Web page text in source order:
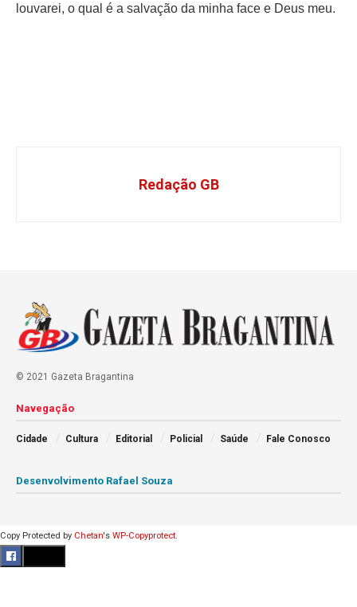
louvarei, o qual é a salvação da minha face e Deus meu.
Redação GB
© 2021 Gazeta Bragantina
Navegação
Cidade Cultura Editorial Policial Saúde Fale Conosco
Desenvolvimento Rafael Souza
Copy Protected by Chetan's WP-Copyprotect.